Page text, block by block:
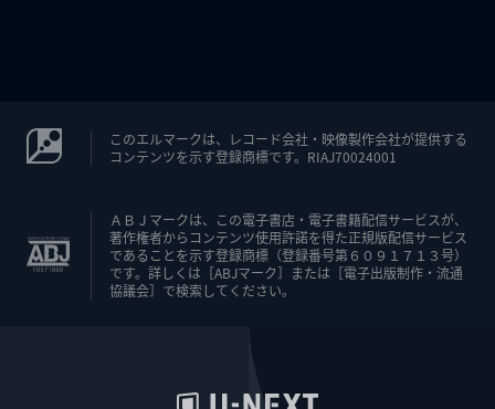
このエルマークは、レコード会社・映像製作会社が提供する
コンテンツを示す登録商標です。RIAJ70024001
ＡＢＪマークは、この電子書店・電子書籍配信サービスが、
著作権者からコンテンツ使用許諾を得た正規版配信サービス
であることを示す登録商標（登録番号第６０９１７１３号）
です。詳しくは［ABJマーク］または［電子出版制作・流通
協議会］で検索してください。